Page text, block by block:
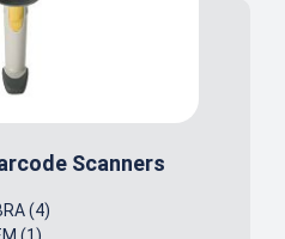
Scanners
(4)